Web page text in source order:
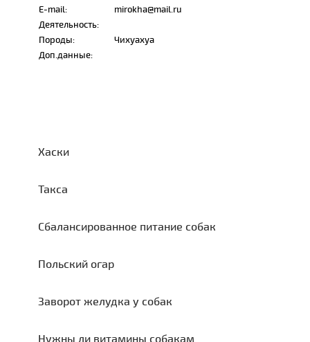
E-mail:
mirokha@mail.ru
Деятельность:
Породы:
Чихуахуа
Доп.данные:
Хаски
Такса
Сбалансированное питание собак
Польский огар
Заворот желудка у собак
Нужны ли витамины собакам